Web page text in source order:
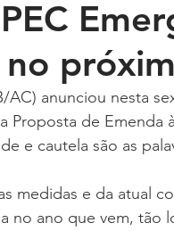
Isenção Fiscal Justiça do
de Arma
anunciou nesta
Proposta de Emenda
e cautela são as
medidas e da atual
no ano que vem, tão